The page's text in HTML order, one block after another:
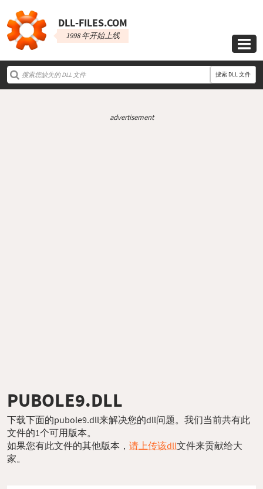
DLL‑FILES.COM
1998 年开始上线

搜索 DLL 文件
advertisement
PUBOLE9.DLL
下载下面的pubole9.dll来解决您的dll问题。我们当前共有此
文件的1个可用版本。
如果您有此文件的其他版本， 请上传该dll文件来贡献给大
家。